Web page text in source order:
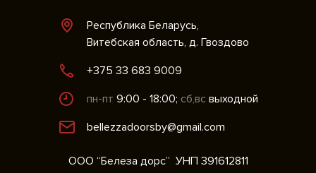
Республика Беларусь,
Витебская область, д. Гвоздово
+375 33 683 9009
пн-пт 9:00 - 18:00; сб,вс выходной
bellezzadoorsby@gmail.com
ООО “Белеза дорс” УНП 391612811